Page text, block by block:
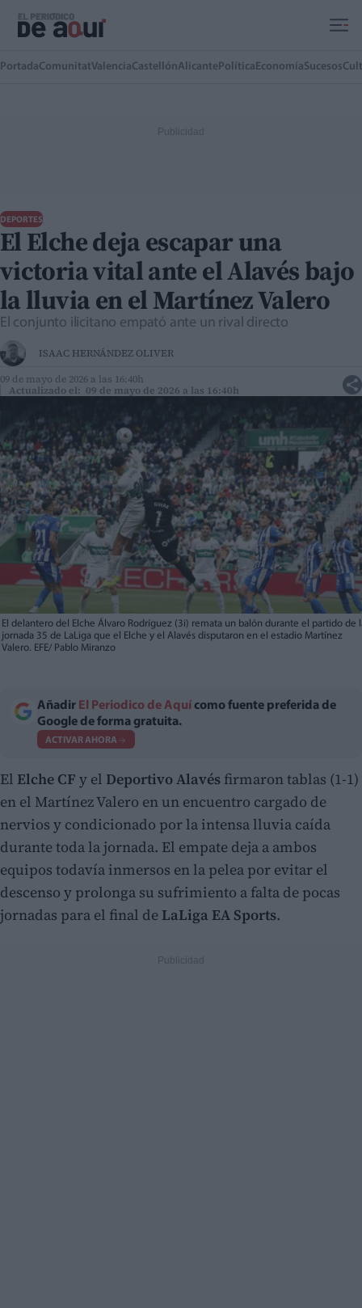
PortadaComunitatValenciaCastellónAlicante Política EconomíaSucesos
DEPORTES
El Elche deja escapar una
victoria vital ante el Alavés bajo
la lluvia en el Martínez Valero
El conjunto ilicitano empató ante un rival directo
ISAAC HERNÁNDEZ OLIVER
09 de mayo de 2026 a las 16:40h
Actualizado el: 09 de mayo de 2026 a las 16:40h
El delantero del Elche Álvaro Rodríguez (3i) remata un balón durante el partido de
jornada 35 de LaLiga que el Elche y el Alavés disputaron en el estadio Martínez
Valero. EFE/ Pablo Miranzo
Añadir El Periodico de Aquí como fuente preferida de
Google de forma gratuita.
ACTIVAR AHORA
El Elche CF y el Deportivo Alavés firmaron tablas (1-1)
en el Martínez Valero en un encuentro cargado de
nervios y condicionado por la intensa lluvia caída
durante toda la jornada. El empate deja a ambos
equipos todavía inmersos en la pelea por evitar el
descenso y prolonga su sufrimiento a falta de pocas
jornadas para el final de LaLiga EA Sports.